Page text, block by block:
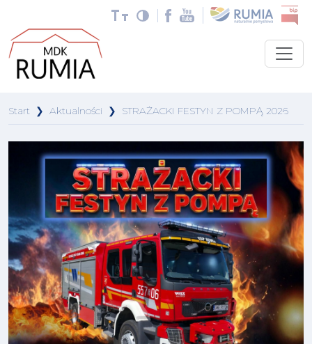
Start ❯ Aktualności ❯ STRAŻACKI FESTYN Z POMPĄ 2026